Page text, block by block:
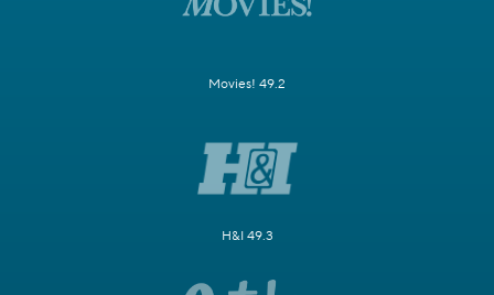
Movies! 49.2
H&I 49.3